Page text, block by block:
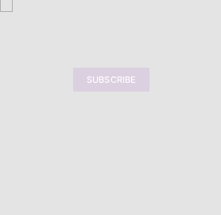
SUBSCRIBE